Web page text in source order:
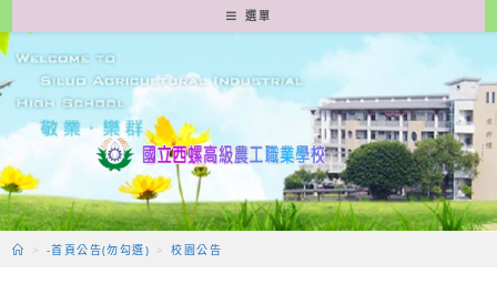
轉
至
要
容
選單
> -首頁公告(勿勾選) > 校園公告